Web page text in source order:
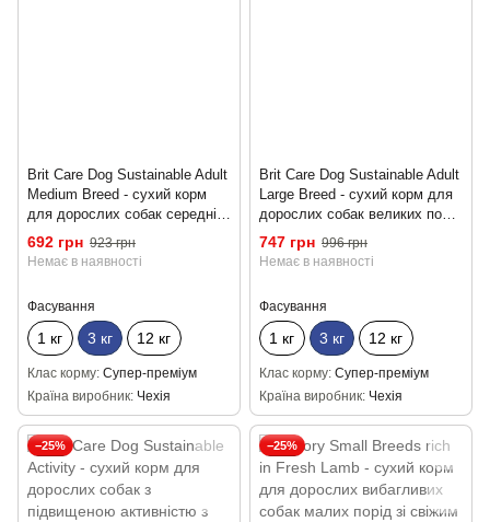
Brit Care Dog Sustainable Adult
Medium Breed - сухий корм
для дорослих собак середніх
порід з куркою та комахами 3
кг
692 грн 923 грн
Немає в наявності
Фасування
1 кг 3 кг 12 кг
Клас корму Супер-преміум
Країна виробник Чехія
Brit Care Dog Sustainable Adult
Large Breed - сухий корм для
дорослих собак великих порід
з куркою та комахами 3 кг
747 грн 996 грн
Немає в наявності
Фасування
1 кг 3 кг 12 кг
Клас корму Супер-преміум
Країна виробник Чехія
−25% −25%